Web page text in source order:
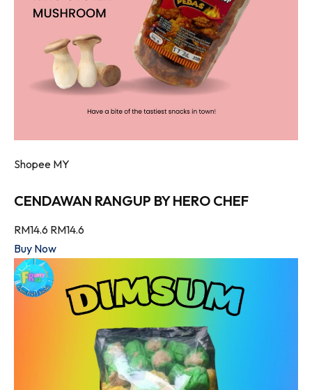
Shopee MY
CENDAWAN RANGUP BY HERO CHEF
RM14.6 RM14.6
Buy Now